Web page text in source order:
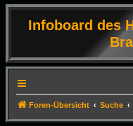
Infoboard des
Foren-Übersicht Suche